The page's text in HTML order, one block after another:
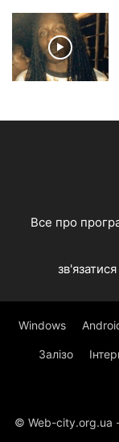
Все про
Windows
Залізо
© Web-city.org.ua -